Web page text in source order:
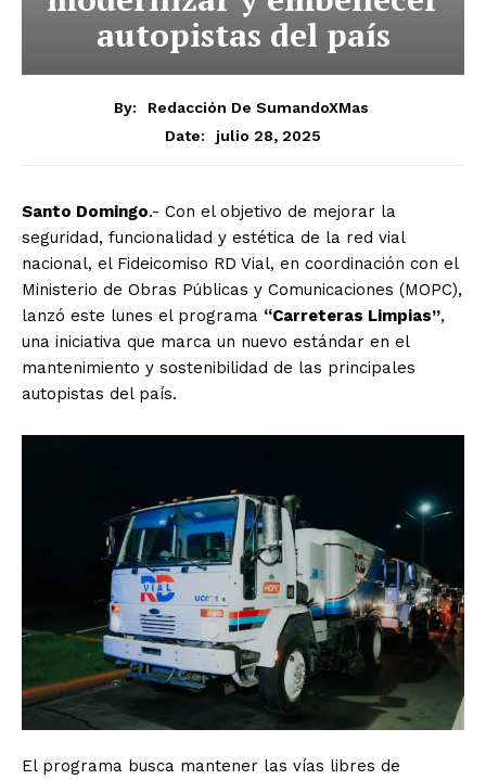
autopistas del país
By:
Redacción De SumandoXMas
Date:
julio 28, 2025
Santo Domingo.- Con el objetivo de mejorar la
seguridad, funcionalidad y estética de la red vial
nacional, el Fideicomiso RD Vial, en coordinación con el
Ministerio de Obras Públicas y Comunicaciones (MOPC),
lanzó este lunes el programa “Carreteras Limpias”,
una iniciativa que marca un nuevo estándar en el
mantenimiento y sostenibilidad de las principales
autopistas del país.
El programa busca mantener las vías libres de